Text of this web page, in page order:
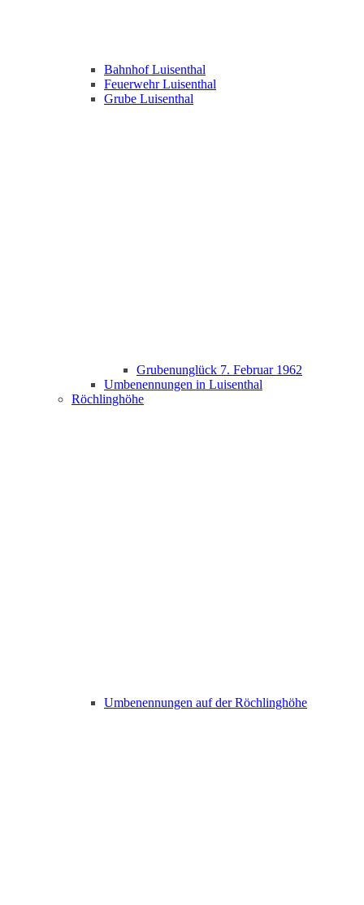
Bahnhof Luisenthal
Feuerwehr Luisenthal
Grube Luisenthal
Grubenunglück 7. Februar 1962
Umbenennungen in Luisenthal
Röchlinghöhe
Umbenennungen auf der Röchlinghöhe